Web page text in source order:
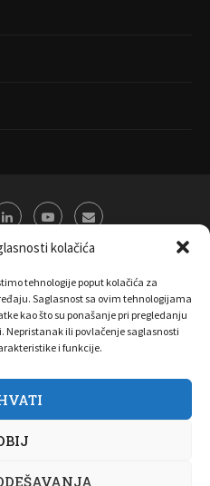
kolačića
tehnologije poput kolačića za
Saglasnost sa ovim tehnologijama
kao što su ponašanje pri pregledanju
Nepristanak ili povlačenje saglasnosti
i funkcije.
FAQ
Privatnost korisnika